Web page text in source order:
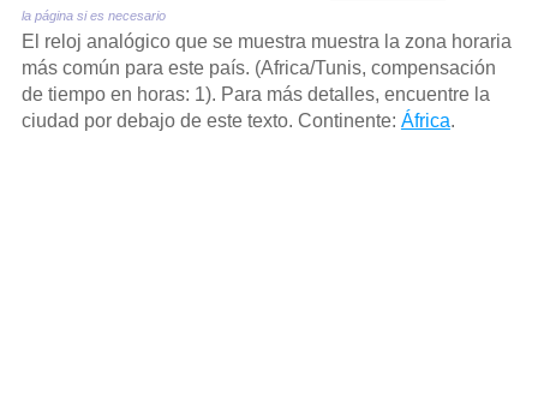
la página si es necesario
El reloj analógico que se muestra muestra la zona horaria
más común para este país. (Africa/Tunis, compensación
de tiempo en horas: 1). Para más detalles, encuentre la
ciudad por debajo de este texto. Continente: África.